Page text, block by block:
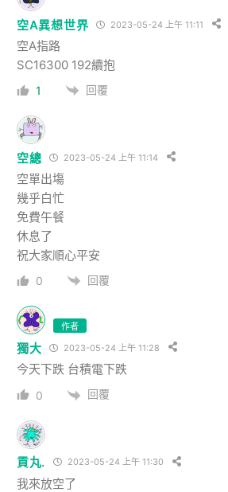
空A異想世界 2023-05-24 上午 11:11
空A指路
SC16300 192續抱
1 回覆
空總 2023-05-24 上午 11:14
空單出塲
幾乎白忙
免費午餐
休息了
祝大家順心平安
0 回覆
作者
獨大 2023-05-24 上午 11:28
今天下跌 台積電下跌
0 回覆
貢丸. 2023-05-24 上午 11:30
我來放空了